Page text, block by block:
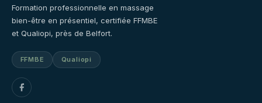
Formation professionnelle en massage
bien-être en présentiel, certifiée FFMBE
et Qualiopi, près de Belfort.
FFMBE Qualiopi